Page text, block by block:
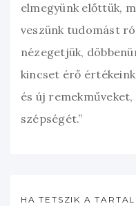
elmegyünk előttük,
veszünk tudomást
nézegetjük,
kincset érő
és új
szépségét.”
HA TETSZIK A